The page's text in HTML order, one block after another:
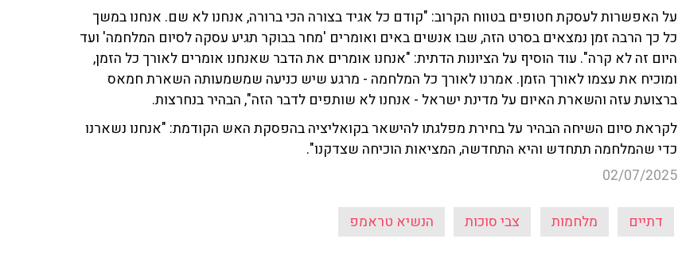
על האפשרות לעסקת חטופים בטווח הקרוב: "קודם כל אגיד בצורה הכי ברורה, אנחנו לא שם. אנחנו במשך
כל כך הרבה זמן נמצאים בסרט הזה, שבו אנשים באים ואומרים 'מחר בבוקר תגיע עסקה לסיום המלחמה' ועד
היום זה לא קרה". עוד הוסיף על הציונות הדתית: "אנחנו אומרים את הדבר שאנחנו אומרים לאורך כל הזמן,
ומוכיח את עצמו לאורך הזמן. אמרנו לאורך כל המלחמה - מרגע שיש כניעה שמשמעותה השארת חמאס
ברצועת עזה והשארת האיום על מדינת ישראל - אנחנו לא שותפים לדבר הזה", הבהיר בנחרצות.
לקראת סיום השיחה הבהיר על בחירת מפלגתו להישאר בקואליציה בהפסקת האש הקודמת: "אנחנו נשארנו
כדי שהמלחמה תתחדש והיא התחדשה, המציאות הוכיחה שצדקנו".
02/07/2025
דתיים מלחמות צבי סוכות הנשיא טראמפ